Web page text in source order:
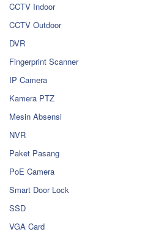
CCTV Indoor
CCTV Outdoor
DVR
Fingerprint Scanner
IP Camera
Kamera PTZ
Mesin Absensi
NVR
Paket Pasang
PoE Camera
Smart Door Lock
SSD
VGA Card